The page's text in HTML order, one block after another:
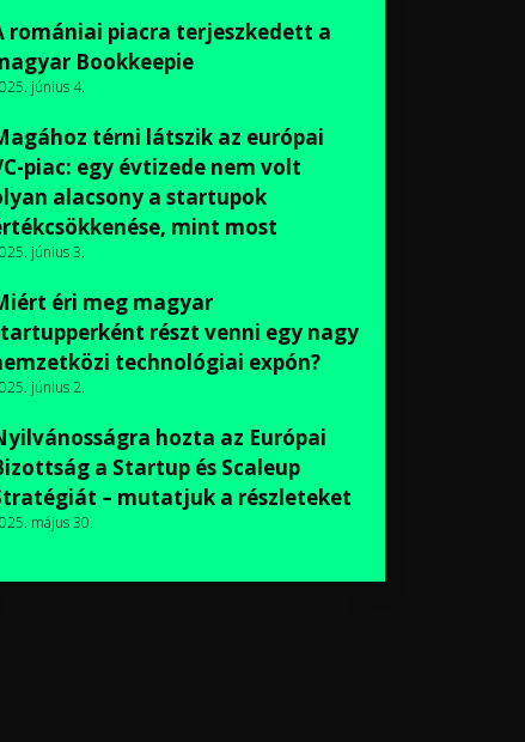
romániai piacra terjeszkedett a
Bookkeepie
június 4.
térni látszik az európai
piac: egy évtizede nem volt
alacsony a startupok
mint most
június 3.
éri meg magyar
részt venni egy nagy
technológiai expón?
június 2.
hozta az Európai
a Startup és Scaleup
– mutatjuk a részleteket
május 30.